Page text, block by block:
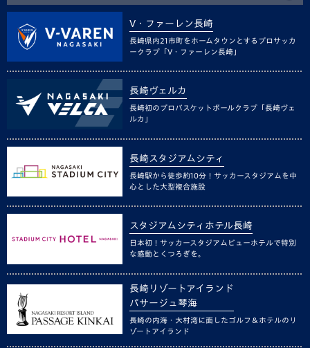
V・ファーレン長崎
長崎県内21市町をホームタウンとするプロサッカ
ークラブ「V・ファーレン長崎」
長崎ヴェルカ
長崎初のプロバスケットボールクラブ「長崎ヴェ
ルカ」
長崎スタジアムシティ
長崎駅から徒歩約10分！サッカースタジアムを中
心とした大型複合施設
スタジアムシティホテル長崎
日本初！サッカースタジアムビューホテルで特別
な感動とくつろぎを。
長崎リゾートアイランド
パサージュ琴海
長崎の内海・大村湾に面したゴルフ＆ホテルのリ
ゾートアイランド